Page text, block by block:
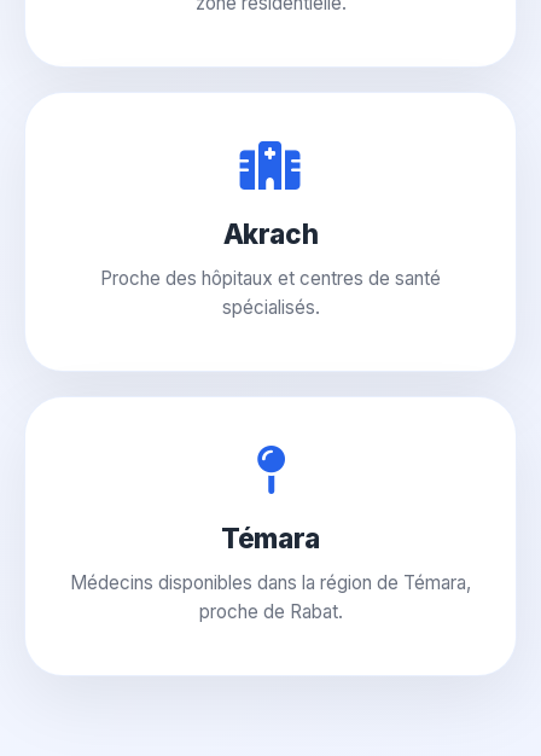
Akrach
Proche des hôpitaux et centres de santé
spécialisés.
Témara
Médecins disponibles dans la région de Témara,
proche de Rabat.